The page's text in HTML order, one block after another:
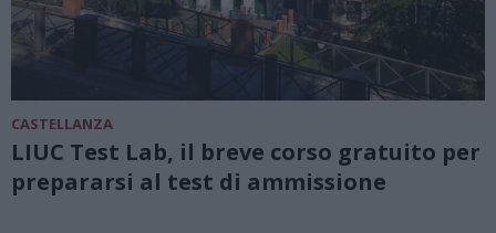
CASTELLANZA
LIUC Test Lab, il breve corso gratuito per
prepararsi al test di ammissione